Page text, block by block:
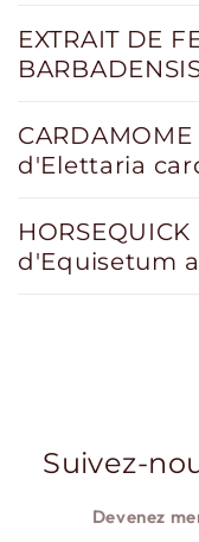
EXTRAIT DE
d'Elettaria
d'Equisetum
Suivez-
Devenez